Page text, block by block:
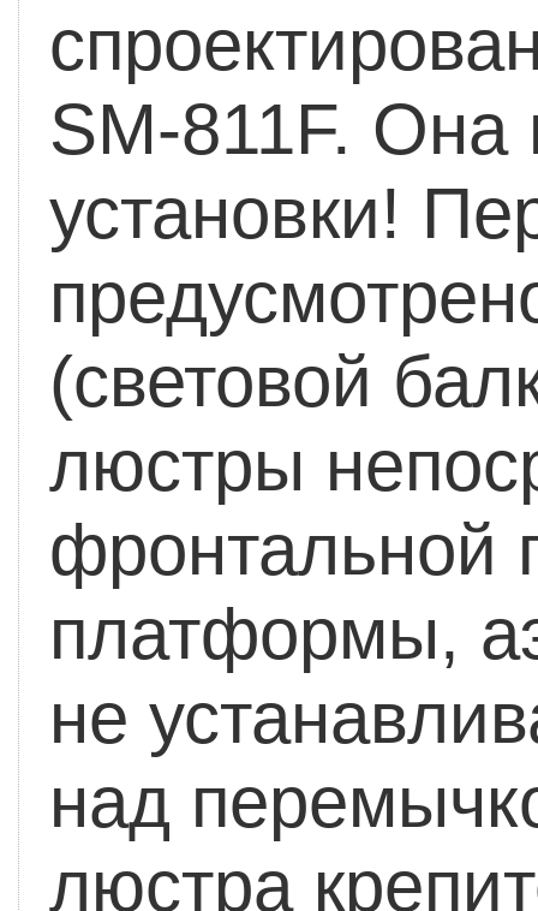
SM-811F. Она
установки!
(световой
люстры
фронтальной
платформы,
не
над
люстра